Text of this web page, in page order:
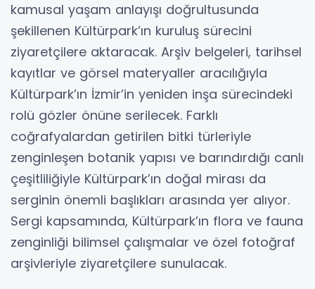
kamusal yaşam anlayışı doğrultusunda
şekillenen Kültürpark’ın kuruluş sürecini
ziyaretçilere aktaracak. Arşiv belgeleri, tarihsel
kayıtlar ve görsel materyaller aracılığıyla
Kültürpark’ın İzmir’in yeniden inşa sürecindeki
rolü gözler önüne serilecek. Farklı
coğrafyalardan getirilen bitki türleriyle
zenginleşen botanik yapısı ve barındırdığı canlı
çeşitliliğiyle Kültürpark’ın doğal mirası da
serginin önemli başlıkları arasında yer alıyor.
Sergi kapsamında, Kültürpark’ın flora ve fauna
zenginliği bilimsel çalışmalar ve özel fotoğraf
arşivleriyle ziyaretçilere sunulacak.